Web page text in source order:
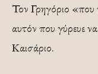
Τον Γρηγόριο
αυτόν που γύρευε
Καισάριο.